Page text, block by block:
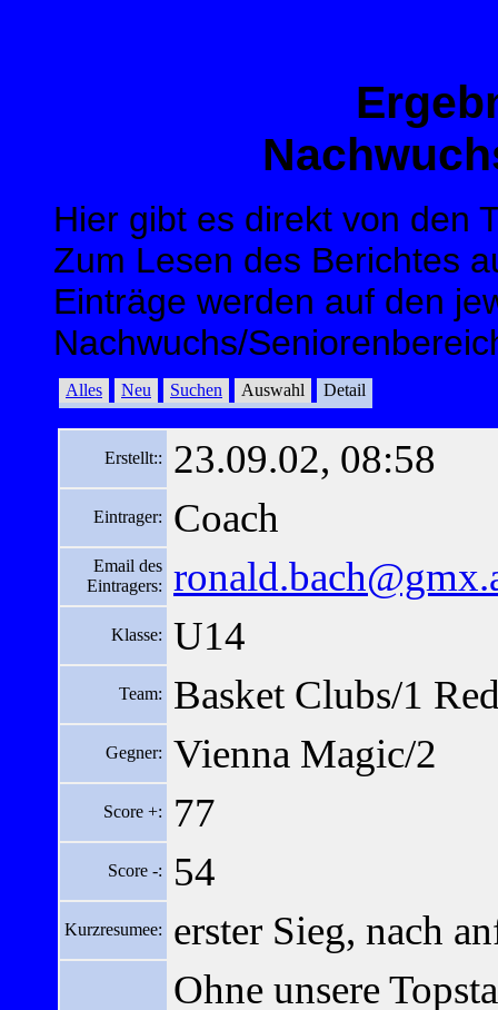
Hier gibt es direkt von den
Zum Lesen des Berichtes
Einträge werden auf den
Nachwuchs/
Alles Neu Suchen Auswahl Detail
Erstellt:: 23.09.02, 08:58
Eintrager: Coach
Email des
Eintragers:
Klasse: U14
Team: Basket Clubs/1
Gegner: Vienna Magic/2
Score +: 77
Score -: 54
Kurzresumee: erster Sieg, nach
Ohne unsere